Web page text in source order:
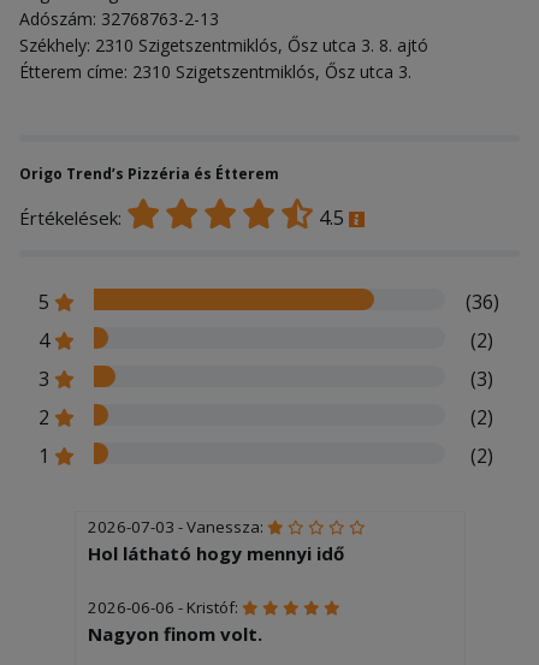
Adószám: 32768763-2-13
Székhely: 2310 Szigetszentmiklós, Ősz utca 3. 8. ajtó
Étterem címe: 2310 Szigetszentmiklós, Ősz utca 3.
Origo Trend’s Pizzéria és Étterem
Értékelések: 4.5
5
(36)
4
(2)
3
(3)
2
(2)
1
(2)
2026-07-03 - Vanessza:
Hol látható hogy mennyi idő
2026-06-06 - Kristóf:
Nagyon finom volt.